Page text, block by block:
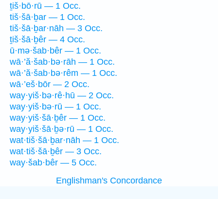
ṯiš·bō·rū — 1 Occ.
tiš·šā·ḇar — 1 Occ.
tiš·šā·ḇar·nāh — 3 Occ.
ṯiš·šā·ḇêr — 4 Occ.
ū·mə·šab·bêr — 1 Occ.
wā·’ă·šab·bə·rāh — 1 Occ.
wā·’ă·šab·bə·rêm — 1 Occ.
wā·’eš·bōr — 2 Occ.
way·yiš·bə·rê·hū — 2 Occ.
way·yiš·bə·rū — 1 Occ.
way·yiš·šā·ḇêr — 1 Occ.
way·yiš·šā·ḇə·rū — 1 Occ.
wat·tiš·šā·ḇar·nāh — 1 Occ.
wat·tiš·šā·ḇêr — 3 Occ.
way·šab·bêr — 5 Occ.
Englishman's Concordance